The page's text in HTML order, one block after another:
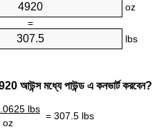
oz
=
lbs
আউন্স মধ্যে পাউন্ড এ কনভার্ট করবেন?
lbs
= 307.5 lbs
oz